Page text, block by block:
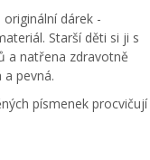
dárek -
Starší děti si ji s
a natřena zdravotně
pevná.
písmenek procvičují